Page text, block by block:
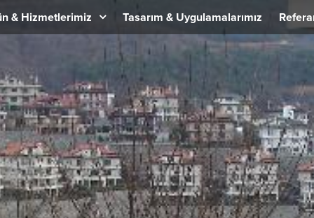
& Hizmetlerimiz Tasarım & Uygulamalarımız